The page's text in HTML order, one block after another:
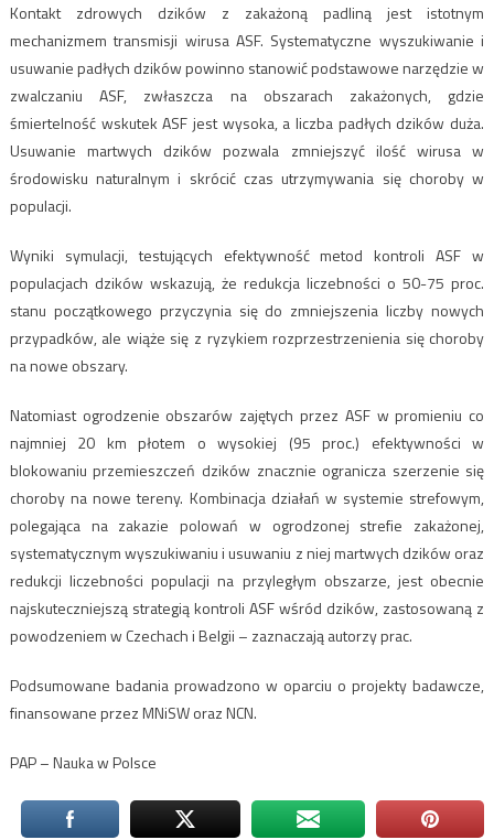
Kontakt zdrowych dzików z zakażoną padliną jest istotnym
mechanizmem transmisji wirusa ASF. Systematyczne wyszukiwanie i
usuwanie padłych dzików powinno stanowić podstawowe narzędzie w
zwalczaniu ASF, zwłaszcza na obszarach zakażonych, gdzie
śmiertelność wskutek ASF jest wysoka, a liczba padłych dzików duża.
Usuwanie martwych dzików pozwala zmniejszyć ilość wirusa w
środowisku naturalnym i skrócić czas utrzymywania się choroby w
populacji.
Wyniki symulacji, testujących efektywność metod kontroli ASF w
populacjach dzików wskazują, że redukcja liczebności o 50-75 proc.
stanu początkowego przyczynia się do zmniejszenia liczby nowych
przypadków, ale wiąże się z ryzykiem rozprzestrzenienia się choroby
na nowe obszary.
Natomiast ogrodzenie obszarów zajętych przez ASF w promieniu co
najmniej 20 km płotem o wysokiej (95 proc.) efektywności w
blokowaniu przemieszczeń dzików znacznie ogranicza szerzenie się
choroby na nowe tereny. Kombinacja działań w systemie strefowym,
polegająca na zakazie polowań w ogrodzonej strefie zakażonej,
systematycznym wyszukiwaniu i usuwaniu z niej martwych dzików oraz
redukcji liczebności populacji na przyległym obszarze, jest obecnie
najskuteczniejszą strategią kontroli ASF wśród dzików, zastosowaną z
powodzeniem w Czechach i Belgii – zaznaczają autorzy prac.
Podsumowane badania prowadzono w oparciu o projekty badawcze,
finansowane przez MNiSW oraz NCN.
PAP – Nauka w Polsce